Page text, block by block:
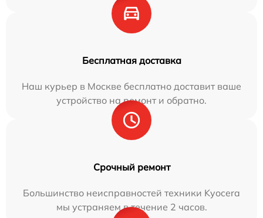
Бесплатная доставка
Наш курьер в Москве бесплатно доставит ваше
устройство на ремонт и обратно.
Срочный ремонт
Большинство неисправностей техники Kyocera
мы устраняем в течение 2 часов.